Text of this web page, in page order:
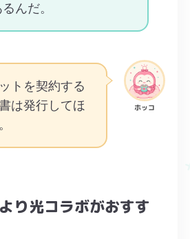
んだ。
ホッコ
トを契約する
は発行してほ
り光コラボがおすす